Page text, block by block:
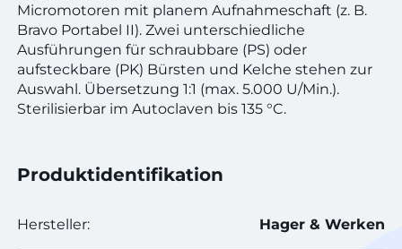
Micromotoren mit planem Aufnahmeschaft (z. B.
Bravo Portabel II). Zwei unterschiedliche
Ausführungen für schraubbare (PS) oder
aufsteckbare (PK) Bürsten und Kelche stehen zur
Auswahl. Übersetzung 1:1 (max. 5.000 U/Min.).
Sterilisierbar im Autoclaven bis 135 °C.
Produktidentifikation
Hersteller: Hager & Werken